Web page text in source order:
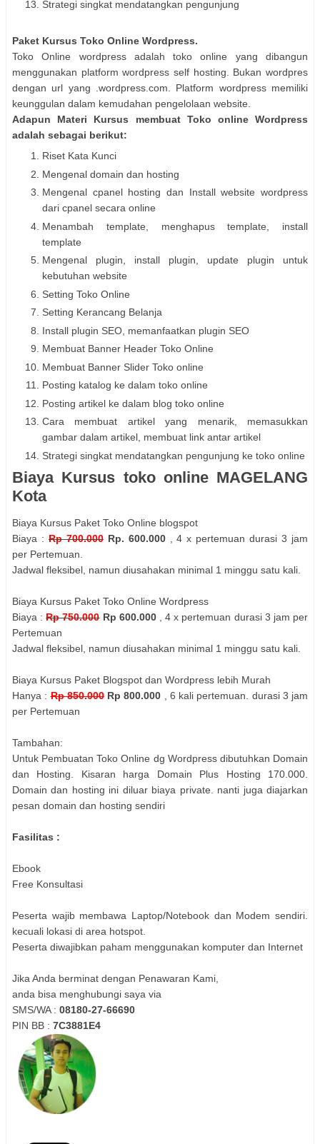
Strategi singkat mendatangkan pengunjung
Paket Kursus Toko Online Wordpress.
Toko Online wordpress adalah toko online yang dibangun
menggunakan platform wordpress self hosting. Bukan wordpres
dengan url yang .wordpress.com. Platform wordpress memiliki
keunggulan dalam kemudahan pengelolaan website.
Adapun Materi Kursus membuat Toko online Wordpress
adalah sebagai berikut:
Riset Kata Kunci
Mengenal domain dan hosting
Mengenal cpanel hosting dan Install website wordpress
dari cpanel secara online
Menambah template, menghapus template, install
template
Mengenal plugin, install plugin, update plugin untuk
kebutuhan website
Setting Toko Online
Setting Kerancang Belanja
Install plugin SEO, memanfaatkan plugin SEO
Membuat Banner Header Toko Online
Membuat Banner Slider Toko online
Posting katalog ke dalam toko online
Posting artikel ke dalam blog toko online
Cara membuat artikel yang menarik, memasukkan
gambar dalam artikel, membuat link antar artikel
Strategi singkat mendatangkan pengunjung ke toko online
Biaya Kursus toko online MAGELANG
Kota
Biaya Kursus Paket Toko Online blogspot
Biaya :Rp 700.000 Rp. 600.000, 4 x pertemuan durasi 3 jam
per Pertemuan.
Jadwal fleksibel, namun diusahakan minimal 1 minggu satu kali.
Biaya Kursus Paket Toko Online Wordpress
Biaya :Rp 750.000 Rp 600.000, 4 x pertemuan durasi 3 jam per
Pertemuan
Jadwal fleksibel, namun diusahakan minimal 1 minggu satu kali.
Biaya Kursus Paket Blogspot dan Wordpress lebih Murah
Hanya : Rp 850.000 Rp 800.000 , 6 kali pertemuan. durasi 3 jam
per Pertemuan
Tambahan:
Untuk Pembuatan Toko Online dg Wordpress dibutuhkan Domain
dan Hosting. Kisaran harga Domain Plus Hosting 170.000.
Domain dan hosting ini diluar biaya private. nanti juga diajarkan
pesan domain dan hosting sendiri
Fasilitas :
Ebook
Free Konsultasi
Peserta wajib membawa Laptop/Notebook dan Modem sendiri.
kecuali lokasi di area hotspot.
Peserta diwajibkan paham menggunakan komputer dan Internet
Jika Anda berminat dengan Penawaran Kami,
anda bisa menghubungi saya via
SMS/WA : 08180-27-66690
PIN BB : 7C3881E4